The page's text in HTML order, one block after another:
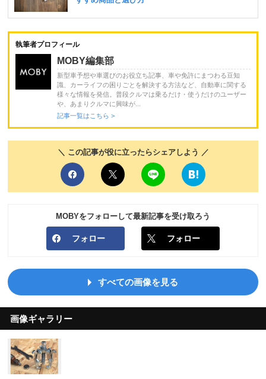
執筆者プロフィール
MOBY編集部
新型車予想や車選びのお役立ち記事、車や免許にまつわる豆知
識、カーライフの困りごとを解決する方法など、自動車に関する
様々な情報を発信。普段クルマは乗るだけ・使うだけのユーザー
や、あまりクルマに興味が...
記事一覧はこちら >
＼ この記事が役に立ったらシェアしよう ／
MOBYをフォローして最新記事を受け取ろう
フォロー フォロー
すべての画像を見る
画像ギャラリー